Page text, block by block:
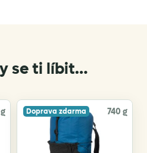
se ti líbit…
Doprava zdarma 740 g